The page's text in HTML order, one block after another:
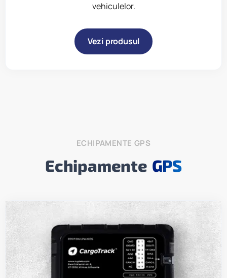
vehiculelor.
Vezi produsul
ECHIPAMENTE GPS
Echipamente GPS